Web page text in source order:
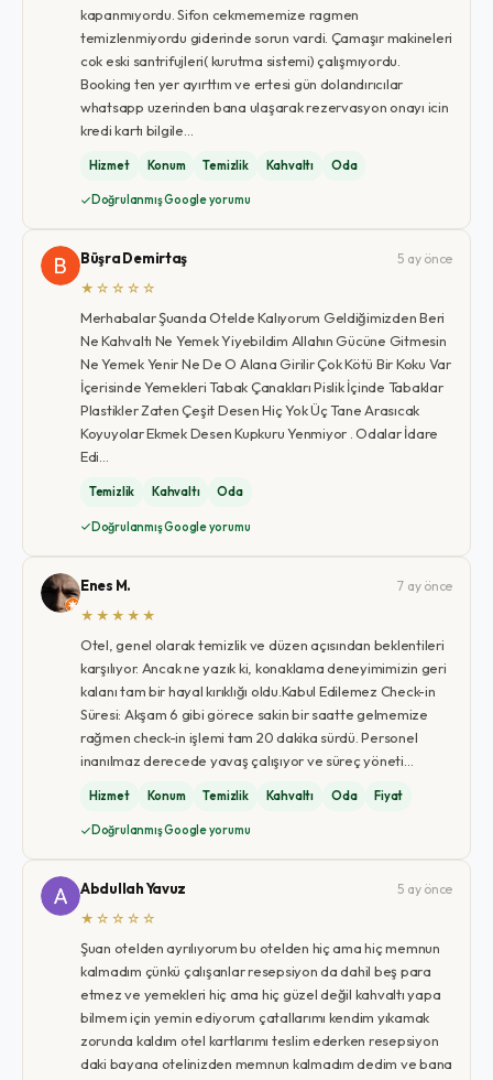
kapanmıyordu. Sifon cekmememize ragmen
temizlenmiyordu giderinde sorun vardi. Çamaşır makineleri
cok eski santrifujleri( kurutma sistemi) çalışmıyordu.
Booking ten yer ayırttım ve ertesi gün dolandırıcılar
whatsapp uzerinden bana ulaşarak rezervasyon onayı icin
kredi kartı bilgile…
Hizmet Konum Temizlik Kahvaltı Oda
Doğrulanmış Google yorumu
Büşra Demirtaş
5 ay önce
★☆☆☆☆
Merhabalar Şuanda Otelde Kalıyorum Geldiğimizden Beri
Ne Kahvaltı Ne Yemek Yiyebildim Allahın Gücüne Gitmesin
Ne Yemek Yenir Ne De O Alana Girilir Çok Kötü Bir Koku Var
İçerisinde Yemekleri Tabak Çanakları Pislik İçinde Tabaklar
Plastikler Zaten Çeşit Desen Hiç Yok Üç Tane Arasıcak
Koyuyolar Ekmek Desen Kupkuru Yenmiyor . Odalar İdare
Edi…
Temizlik Kahvaltı Oda
Doğrulanmış Google yorumu
Enes M.
7 ay önce
★★★★★
Otel, genel olarak temizlik ve düzen açısından beklentileri
karşılıyor. Ancak ne yazık ki, konaklama deneyimimizin geri
kalanı tam bir hayal kırıklığı oldu. ​Kabul Edilemez Check-in
Süresi: Akşam 6 gibi görece sakin bir saatte gelmemize
rağmen check-in işlemi tam 20 dakika sürdü. Personel
inanılmaz derecede yavaş çalışıyor ve süreç yöneti…
Hizmet Konum Temizlik Kahvaltı Oda Fiyat
Doğrulanmış Google yorumu
Abdullah Yavuz
5 ay önce
★☆☆☆☆
Şuan otelden ayrılıyorum bu otelden hiç ama hiç memnun
kalmadım çünkü çalışanlar resepsiyon da dahil beş para
etmez ve yemekleri hiç ama hiç güzel değil kahvaltı yapa
bilmem için yemin ediyorum çatallarımı kendim yıkamak
zorunda kaldım otel kartlarımı teslim ederken resepsiyon
daki bayana otelinizden memnun kalmadım dedim ve bana